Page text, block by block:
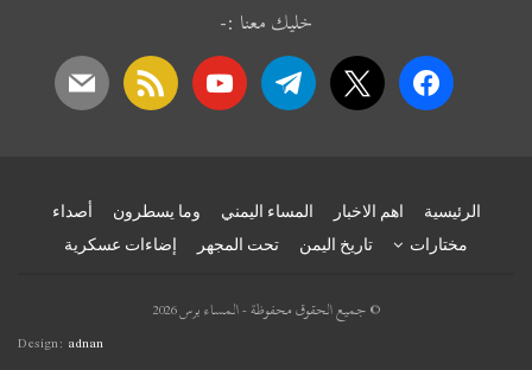
خليك معنا :-
facebook
x
telegram
youtube
rss
mail
الرئيسية اهم الاخبار المساء اليمني وما يسطرون
أصداء
مختارات
تاريخ اليمن تحت المجهر إضاءات عسكرية
© جميع الحقوق محفوظة - المساء برس 2026
Design: adnan